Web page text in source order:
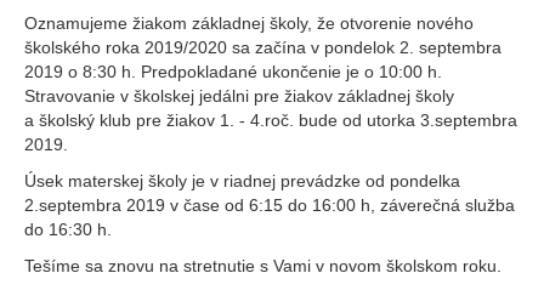
Oznamujeme žiakom základnej školy, že otvorenie nového
školského roka 2019/2020 sa začína v pondelok 2. septembra
2019 o 8:30 h. Predpokladané ukončenie je o 10:00 h.
Stravovanie v školskej jedálni pre žiakov základnej školy
a školský klub pre žiakov 1. - 4.roč. bude od utorka 3.septembra
2019.
Úsek materskej školy je v riadnej prevádzke od pondelka
2.septembra 2019 v čase od 6:15 do 16:00 h, záverečná služba
do 16:30 h.
Tešíme sa znovu na stretnutie s Vami v novom školskom roku.